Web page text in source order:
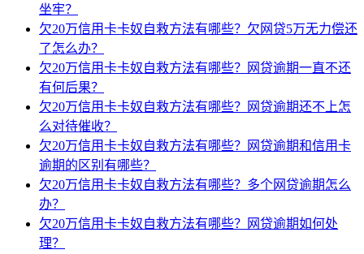
坐牢？
欠20万信用卡卡奴自救方法有哪些？欠网贷5万无力偿还
了怎么办？
欠20万信用卡卡奴自救方法有哪些？网贷逾期一直不还
有何后果？
欠20万信用卡卡奴自救方法有哪些？网贷逾期还不上怎
么对待催收？
欠20万信用卡卡奴自救方法有哪些？网贷逾期和信用卡
逾期的区别有哪些？
欠20万信用卡卡奴自救方法有哪些？多个网贷逾期怎么
办？
欠20万信用卡卡奴自救方法有哪些？网贷逾期如何处
理？